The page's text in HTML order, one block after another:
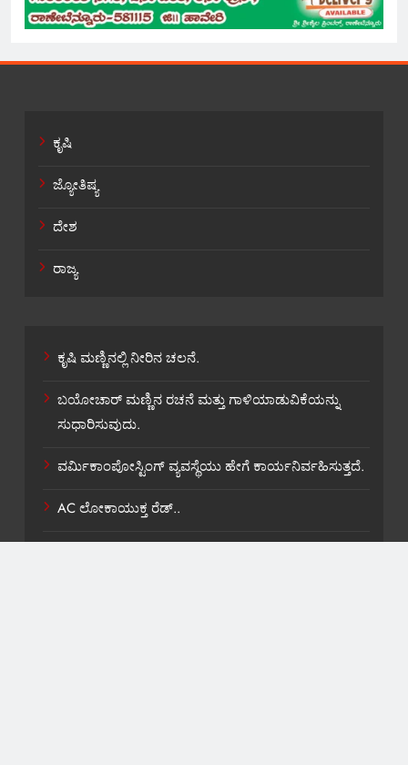
ಕೃಷಿ
ಜ್ಯೋತಿಷ್ಯ
ದೇಶ
ರಾಜ್ಯ
ಕೃಷಿ ಮಣ್ಣಿನಲ್ಲಿ ನೀರಿನ ಚಲನೆ.
ಬಯೋಚಾರ್ ಮಣ್ಣಿನ ರಚನೆ ಮತ್ತು ಗಾಳಿಯಾಡುವಿಕೆಯನ್ನು
ಸುಧಾರಿಸುವುದು.
ವರ್ಮಿಕಾಂಪೋಸ್ಟಿಂಗ್ ವ್ಯವಸ್ಥೆಯು ಹೇಗೆ ಕಾರ್ಯನಿರ್ವಹಿಸುತ್ತದೆ.
AC ಲೋಕಾಯುಕ್ತ ರೆಡ್..